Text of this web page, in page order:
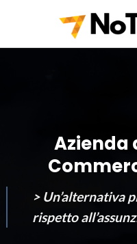
Azienda
> Un’alternativa
rispetto